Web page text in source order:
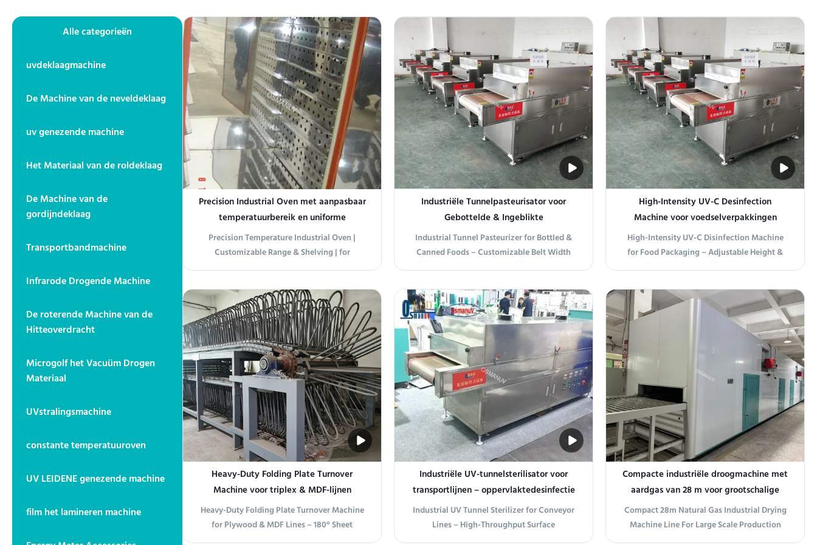
Alle categorieën
uvdeklaagmachine
De Machine van de neveldeklaag
uv genezende machine
Het Materiaal van de roldeklaag
De Machine van de
gordijndeklaag
Transportbandmachine
Infrarode Drogende Machine
De roterende Machine van de
Hitteoverdracht
Microgolf het Vacuüm Drogen
Materiaal
UVstralingsmachine
constante temperatuuroven
UV LEIDENE genezende machine
film het lamineren machine
Precision Industrial Oven met aanpasbaar
temperatuurbereik en uniforme
warmteverdeling voor elektronica en
farmaceutische producten
Precision Temperature Industrial Oven |
Customizable Range & Shelving | for
Electronics/Chemical/Pharma Drying &
industrial oven is engineered for drying,
curing, annealing, baking, and heat treating
of various materials in batch processes. It
features uniform ...
Industriële Tunnelpasteurisator voor
Gebottelde & Ingeblikte
Voedingsmiddelen – Aanpasbare
Bandbreedte (400-2000 mm) &
Meerfasige Temperatuurregeling
Industrial Tunnel Pasteurizer for Bottled &
Canned Foods – Customizable Belt Width
(400-2000mm) & Multi-Stage Temperature
sterilizer is designed for thermal or chemical
sterilization of food, beverage,
pharmaceutical, and laboratory products to
eliminate ...
High-Intensity UV-C Desinfection
Machine voor voedselverpakkingen
High-Intensity UV-C Disinfection Machine
for Food Packaging – Adjustable Height &
Customizable Belt Width Product Overview
germicidal UV-C (254 nm) radiation to
destroy bacteria, viruses, and molds on
product surfaces without heat or chemicals.
Heavy-Duty Folding Plate Turnover
Machine voor triplex & MDF-lijnen
Heavy-Duty Folding Plate Turnover Machine
for Plywood & MDF Lines – 180° Sheet
Flipper with Customizable Arm Spacing This
Industriële UV-tunnelsterilisator voor
transportlijnen – oppervlaktedesinfectie
met hoge doorvoer voor verpakkingen,
voedsel en medische apparatuur
Industrial UV Tunnel Sterilizer for Conveyor
Lines – High-Throughput Surface
Disinfection for Packaging, Food, Medical
Compacte industriële droogmachine met
aardgas van 28 m voor grootschalige
productie
Compact 28m Natural Gas Industrial Drying
Machine Line For Large Scale Production
Product Overview Designed for small to